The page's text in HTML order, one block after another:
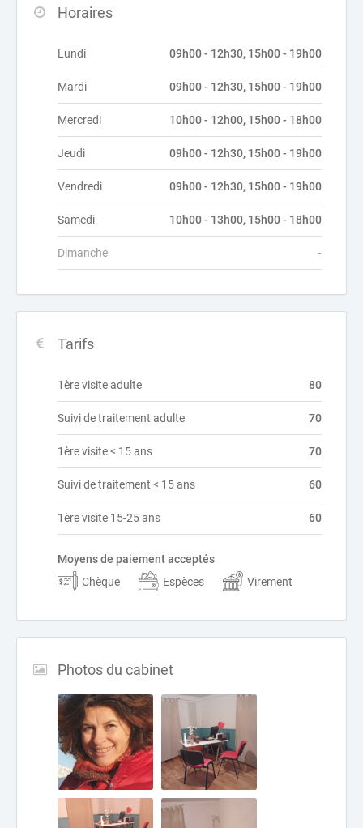
Horaires
Lundi 09h00 - 12h30, 15h00 - 19h00
Mardi 09h00 - 12h30, 15h00 - 19h00
Mercredi 10h00 - 12h00, 15h00 - 18h00
Jeudi 09h00 - 12h30, 15h00 - 19h00
Vendredi 09h00 - 12h30, 15h00 - 19h00
Samedi 10h00 - 13h00, 15h00 - 18h00
Dimanche -
Tarifs
1ère visite adulte 80
Suivi de traitement adulte 70
1ère visite < 15 ans 70
Suivi de traitement < 15 ans 60
1ère visite 15-25 ans 60
Moyens de paiement acceptés
Chèque
Espèces Virement
Photos du cabinet